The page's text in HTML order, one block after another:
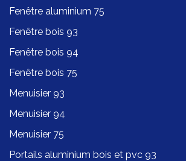
Fenêtre aluminium 75
Fenêtre bois 93
Fenêtre bois 94
Fenêtre bois 75
Menuisier 93
Menuisier 94
Menuisier 75
Portails aluminium bois et pvc 93